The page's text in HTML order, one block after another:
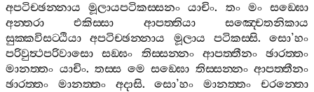
අපටිච‍්ඡන‍්නාය
මූලායපටිකස‍්සනං යාචිං. තං මං සඞ‍්ඝො
අන‍්තරා
එකිස‍්සා ආපත‍්තියා
සඤ‍්චෙතනිකාය
සුක‍්කවිසට‍්ඨියා
අපටිච‍්ඡන‍්නාය මූලාය පටිකස‍්සි. සො’හං
පරිවුත්‍ථපරිවාසො
සඞ‍්ඝං තිස‍්සන‍්නං ආපත‍්තීනං
ඡාරත‍්තං
මානත‍්තං යාචිං. තස‍්ස මෙ සඞ‍්ඝො තිස‍්සන‍්නං ආපත‍්තීනං
ඡාරත‍්තං
මානත‍්තං අදාසි.සො’හං මානත‍්තං
චරන‍්තො